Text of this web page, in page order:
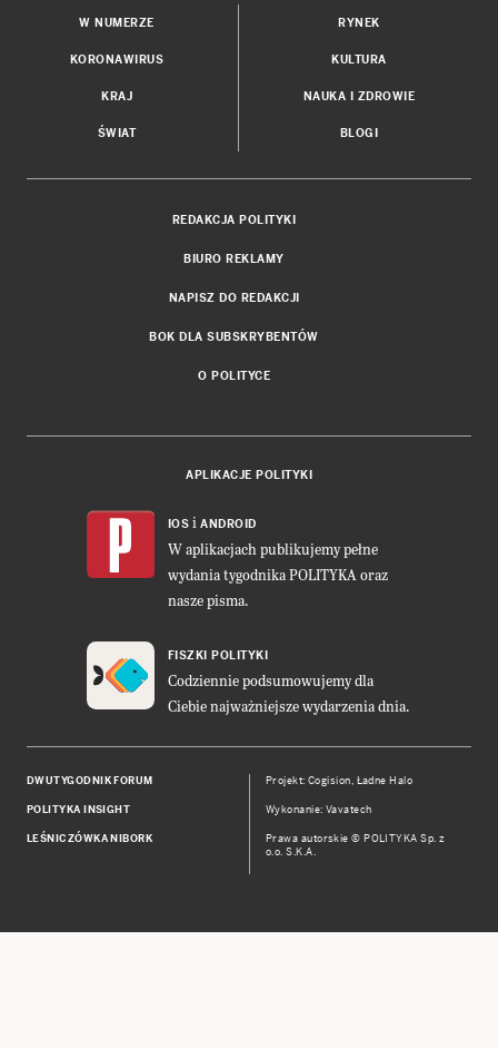
W NUMERZE
KORONAWIRUS
KRAJ
ŚWIAT
RYNEK
KULTURA
NAUKA I ZDROWIE
BLOGI
REDAKCJA POLITYKI
BIURO REKLAMY
NAPISZ DO REDAKCJI
BOK DLA SUBSKRYBENTÓW
O POLITYCE
APLIKACJE POLITYKI
IOS i ANDROID
W aplikacjach publikujemy pełne
wydania tygodnika POLITYKA oraz
nasze pisma.
FISZKI POLITYKI
Codziennie podsumowujemy dla
Ciebie najważniejsze wydarzenia dnia.
DWUTYGODNIK FORUM
POLITYKA INSIGHT
LEŚNICZÓWKA NIBORK
Projekt:Cogision, Ładne Halo
Wykonanie: Vavatech
Prawa autorskie © POLITYKA Sp. z
o.o. S.K.A.